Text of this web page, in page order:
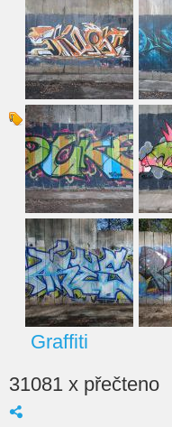
Graffiti
31081 x přečteno